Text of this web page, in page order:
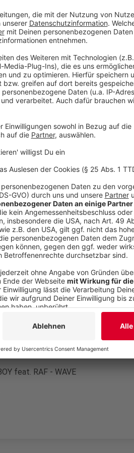
mit einer
Felix hat dann richtig Glück, dass
den Kameramann den Kontakt zu
von ihrer Version und
aber keine ihn so überzeugt
"WAVE"
Wir benötigen
den
Wir
einzubetten.
Ihren Aktivitäten
die Details
Nutzung des
Mehr
feat. RAF - WAVE